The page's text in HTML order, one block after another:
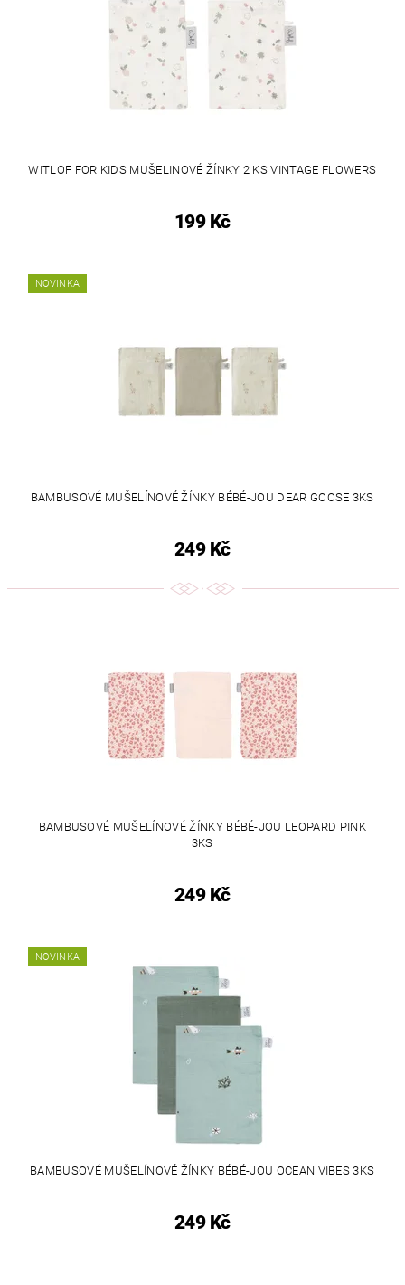
WITLOF FOR KIDS MUŠELINOVÉ ŽÍNKY 2 KS VINTAGE FLOWERS
199 Kč
NOVINKA
BAMBUSOVÉ MUŠELÍNOVÉ ŽÍNKY BÉBÉ-JOU DEAR GOOSE 3KS
249 Kč
BAMBUSOVÉ MUŠELÍNOVÉ ŽÍNKY BÉBÉ-JOU LEOPARD PINK
3KS
249 Kč
NOVINKA
BAMBUSOVÉ MUŠELÍNOVÉ ŽÍNKY BÉBÉ-JOU OCEAN VIBES 3KS
249 Kč